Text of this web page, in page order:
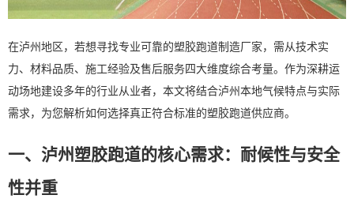
在泸州地区，若想寻找专业可靠的塑胶跑道制造厂家，需从技术实
力、材料品质、施工经验及售后服务四大维度综合考量。作为深耕运
动场地建设多年的行业从业者，本文将结合泸州本地气候特点与实际
需求，为您解析如何选择真正符合标准的塑胶跑道供应商。
一、泸州塑胶跑道的核心需求：耐候性与安全
性并重